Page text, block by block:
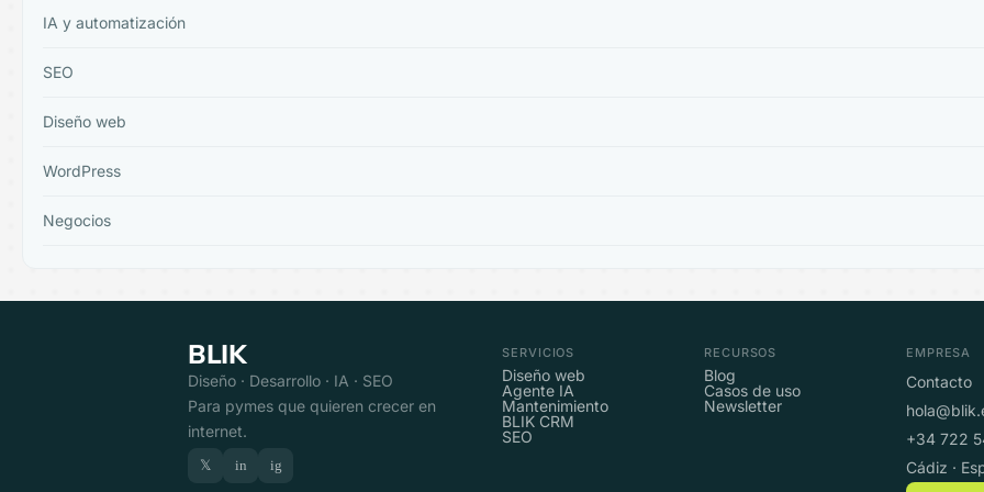
IA y automatización
SEO
Diseño web
WordPress
Negocios
BLIK
Diseño · Desarrollo · IA · SEO
Para pymes que quieren crecer en
internet.
𝕏 in ig
SERVICIOS
Diseño web
Agente IA
Mantenimiento
BLIK CRM
SEO
RECURSOS
Blog
Casos de uso
Newsletter
EMPRESA
Contacto
+34 722
Cádiz ·